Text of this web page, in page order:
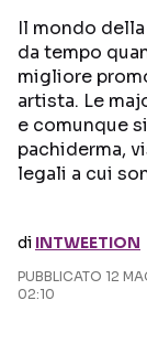
Il mondo
da tempo
migliore
artista. Le
e comunque
pachiderma,
legali a cui
di INTWEETION
PUBBLICATO 12
02:10